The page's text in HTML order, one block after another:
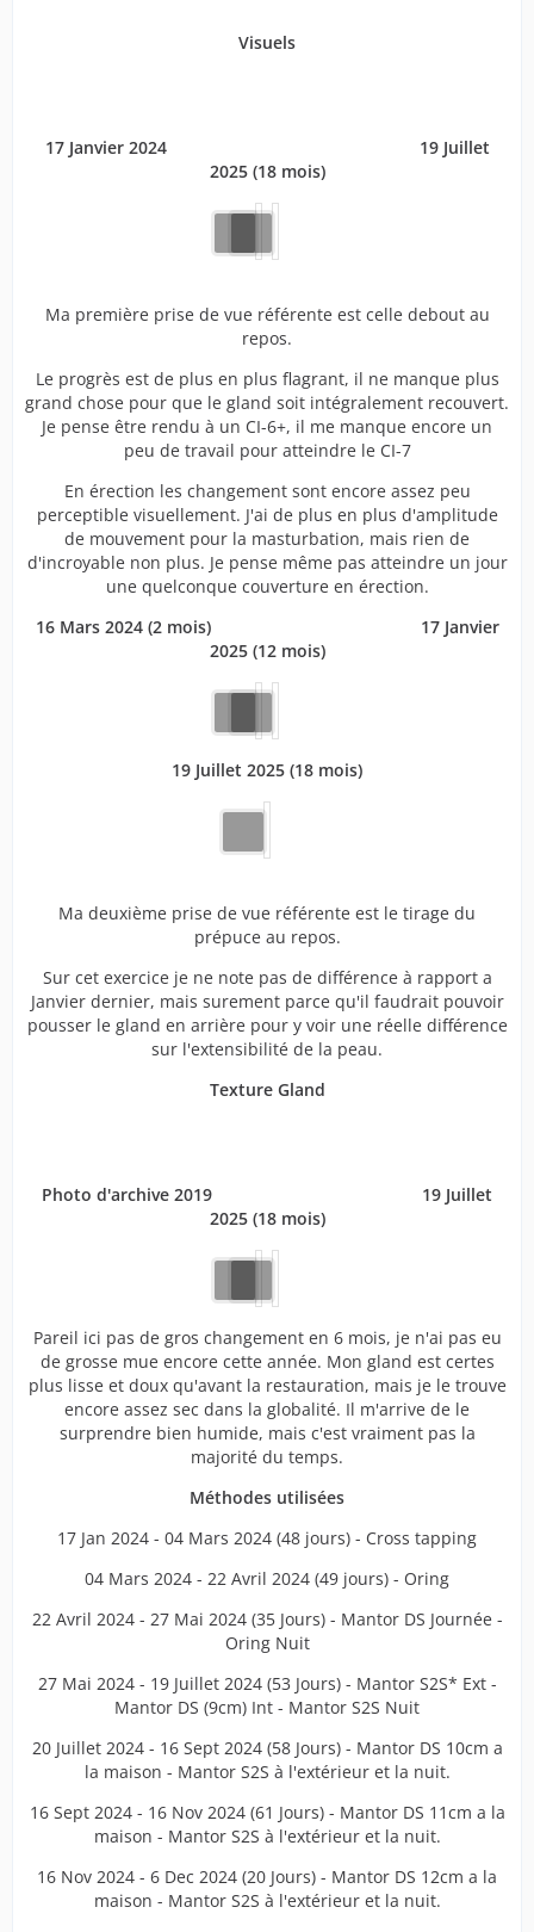
Visuels
17 Janvier 2024 ‎ ‎ ‎ ‎ ‎ ‎ ‎ ‎ ‎ ‎ ‎ ‎ ‎ ‎ ‎ ‎ ‎ ‎ ‎ ‎ ‎ ‎ ‎ ‎ ‎ ‎ ‎ ‎ ‎ ‎ ‎ ‎ ‎ ‎ ‎ ‎ ‎ ‎ ‎ ‎ ‎ ‎ ‎ ‎ ‎ ‎ ‎ ‎ ‎ ‎ ‎ ‎ 19 Juillet
2025 (18 mois)
Ma première prise de vue référente est celle debout au
repos.
Le progrès est de plus en plus flagrant, il ne manque plus
grand chose pour que le gland soit intégralement recouvert.
Je pense être rendu à un CI-6+, il me manque encore un
peu de travail pour atteindre le CI-7
En érection les changement sont encore assez peu
perceptible visuellement. J'ai de plus en plus d'amplitude
de mouvement pour la masturbation, mais rien de
d'incroyable non plus. Je pense même pas atteindre un jour
une quelconque couverture en érection.
16 Mars 2024 (2 mois) ‎ ‎ ‎ ‎ ‎ ‎ ‎ ‎ ‎ ‎ ‎ ‎ ‎ ‎ ‎ ‎ ‎ ‎ ‎ ‎ ‎ ‎ ‎ ‎ ‎ ‎ ‎ ‎ ‎ ‎ ‎ ‎ ‎ ‎ ‎ ‎ ‎ ‎ ‎ ‎ ‎ ‎ ‎ 17 Janvier
2025 (12 mois)
19 Juillet 2025 (18 mois)
Ma deuxième prise de vue référente est le tirage du
prépuce au repos.
Sur cet exercice je ne note pas de différence à rapport a
Janvier dernier, mais surement parce qu'il faudrait pouvoir
pousser le gland en arrière pour y voir une réelle différence
sur l'extensibilité de la peau.
Texture Gland
Photo d'archive 2019 ‎ ‎ ‎ ‎ ‎ ‎ ‎ ‎ ‎ ‎ ‎ ‎ ‎ ‎ ‎ ‎ ‎ ‎ ‎ ‎ ‎ ‎ ‎ ‎ ‎ ‎ ‎ ‎ ‎ ‎ ‎ ‎ ‎ ‎ ‎ ‎ ‎ ‎ ‎ ‎ ‎ ‎ ‎ 19 Juillet
2025 (18 mois)
Pareil ici pas de gros changement en 6 mois, je n'ai pas eu
de grosse mue encore cette année. Mon gland est certes
plus lisse et doux qu'avant la restauration, mais je le trouve
encore assez sec dans la globalité. Il m'arrive de le
surprendre bien humide, mais c'est vraiment pas la
majorité du temps.
Méthodes utilisées
17 Jan 2024 - 04 Mars 2024 (48 jours) - Cross tapping
04 Mars 2024 - 22 Avril 2024 (49 jours) - Oring
22 Avril 2024 - 27 Mai 2024 (35 Jours) - Mantor DS Journée -
Oring Nuit
27 Mai 2024 - 19 Juillet 2024 (53 Jours) - Mantor S2S* Ext -
Mantor DS (9cm) Int - Mantor S2S Nuit
20 Juillet 2024 - 16 Sept 2024 (58 Jours) - Mantor DS 10cm a
la maison - Mantor S2S à l'extérieur et la nuit.
16 Sept 2024 - 16 Nov 2024 (61 Jours) - Mantor DS 11cm a la
maison - Mantor S2S à l'extérieur et la nuit.
16 Nov 2024 - 6 Dec 2024 (20 Jours) - Mantor DS 12cm a la
maison - Mantor S2S à l'extérieur et la nuit.